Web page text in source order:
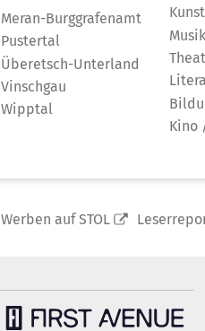
Meran-Burggrafenamt
Pustertal
Überetsch-Unterland
Vinschgau
Wipptal
Kunst
Musik
Kino
Werben auf STOL